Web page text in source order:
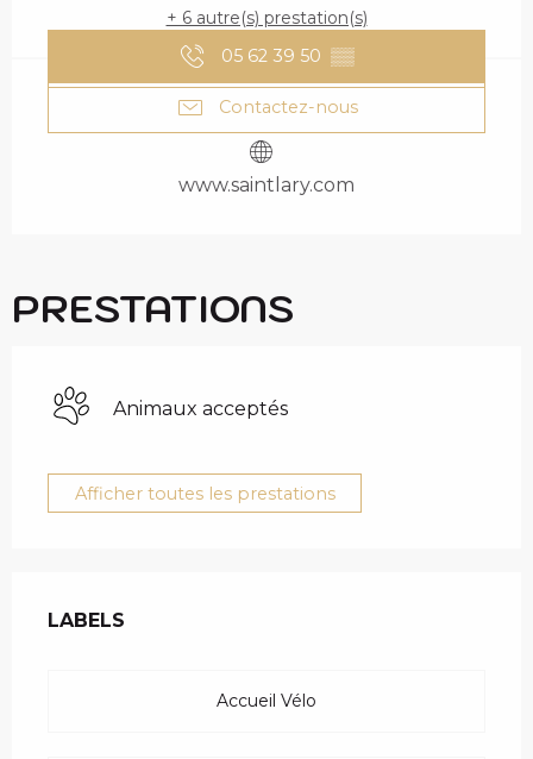
+ 6 autre(s) prestation(s)
05 62 39 50 ▒▒
Contactez-nous
www.saintlary.com
PRESTATIONS
Animaux acceptés
Afficher toutes les prestations
LABELS
LABELS
Accueil Vélo